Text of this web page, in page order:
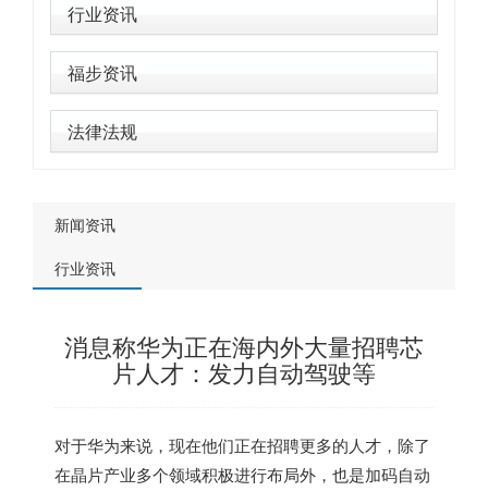
行业资讯
福步资讯
法律法规
新闻资讯
行业资讯
消息称华为正在海内外大量招聘芯
片人才：发力自动驾驶等
对于华为来说，现在他们正在招聘更多的人才，除了
在晶片产业多个领域积极进行布局外，也是加码自动